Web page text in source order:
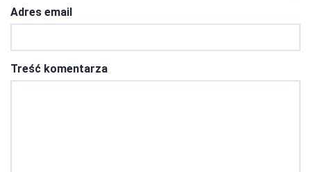
Adres email
Treść komentarza